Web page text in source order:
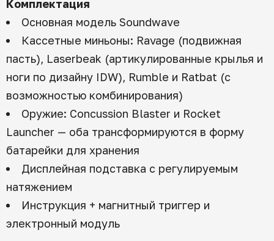
Комплектация
Основная модель Soundwave
Кассетные миньоны: Ravage (подвижная
пасть), Laserbeak (артикулированные крылья и
ноги по дизайну IDW), Rumble и Ratbat (с
возможностью комбинирования)
Оружие: Concussion Blaster и Rocket
Launcher — оба трансформируются в форму
батарейки для хранения
Дисплейная подставка с регулируемым
натяжением
Инструкция + магнитный триггер и
электронный модуль